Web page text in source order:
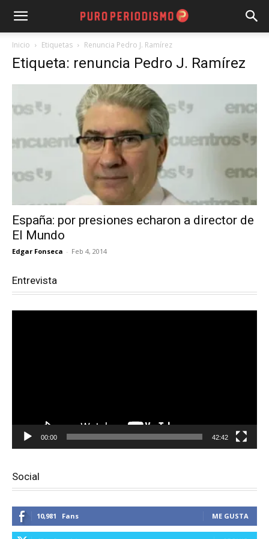
Inicio Etiquetas Renuncia Pedro J. Ramírez
Etiqueta: renuncia Pedro J. Ramírez
España: por presiones echaron a director de
El Mundo
Edgar Fonseca - Feb 4, 2014
Entrevista
00:00 42:42
Social
10,981 Fans ME GUSTA